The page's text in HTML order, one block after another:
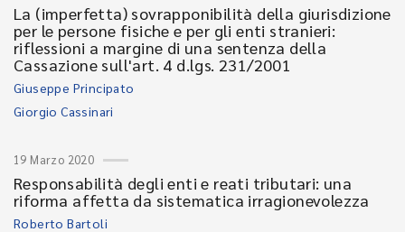
La (imperfetta) sovrapponibilità della giurisdizione
per le persone fisiche e per gli enti stranieri:
riflessioni a margine di una sentenza della
Cassazione sull'art. 4 d.lgs. 231/2001
Giuseppe Principato
Giorgio Cassinari
19 Marzo 2020
Responsabilità degli enti e reati tributari: una
riforma affetta da sistematica irragionevolezza
Roberto Bartoli